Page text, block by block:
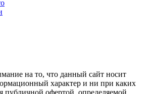
на то, что данный сайт носит
характер и ни при каких
публичной офертой, определяемой